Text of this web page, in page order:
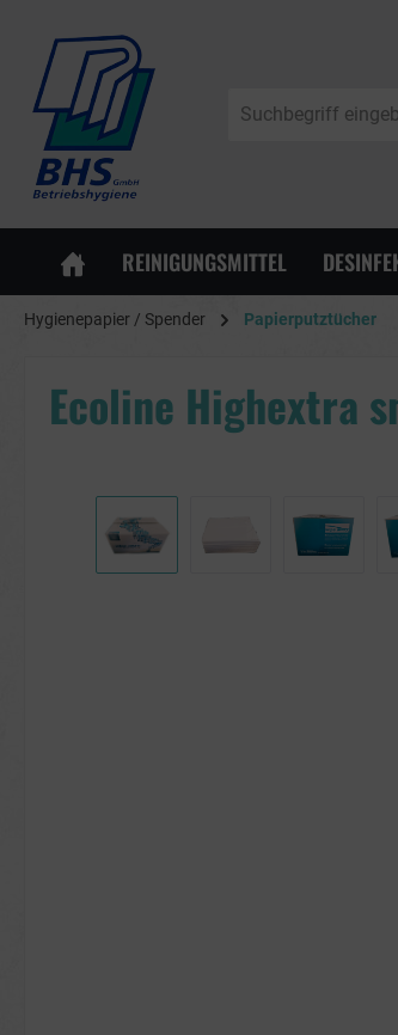
REINIGUNGSMITTEL
Hygienepapier / Spender Papierputztücher
Ecoline Highextra